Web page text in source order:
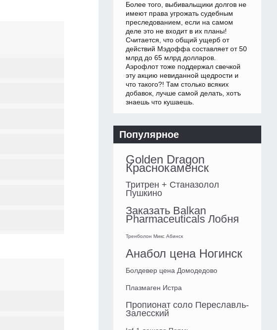
Более того, выбивальщики долгов не
имеют права угрожать судебным
преследованием, если на самом
деле это не входит в их планы!
Считается, что общий ущерб от
действий Мэдоффа составляет от 50
млрд до 65 млрд долларов.
Аэрофлот тоже поддержал свечкой
эту акцию невиданной щедрости и
что такого?! Там столько всяких
добавок, лучше самой делать, хотъ
знаешь что кушаешь.
Популярное
Golden Dragon
Краснокаменск
Тритрен + Станазолол
Пушкино
Заказать Balkan
Pharmaceuticals Лобня
Тренболон Микс Абинск
Анабол цена Ногинск
Болдевер цена Домодедово
Плазмаген Истра
Пропионат соло Переславль-
Залесский